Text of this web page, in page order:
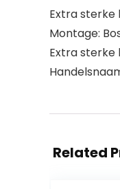
Extra sterke
Montage:
Extra sterke
Related